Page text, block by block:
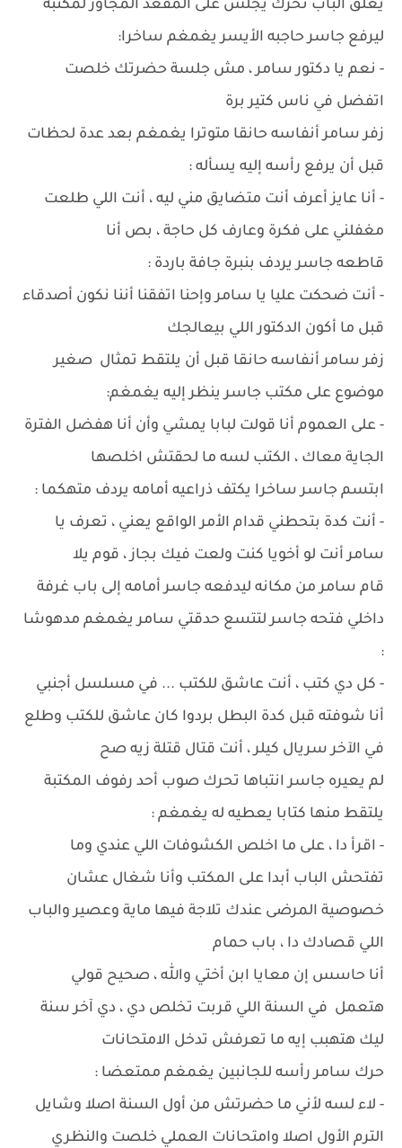
يغلق الباب تحرك يجلس على المقعد المجاور لمكتبه
ليرفع جاسر حاجبه الأيسر يغمغم ساخرا:
- نعم يا دكتور سامر ، مش جلسة حضرتك خلصت
اتفضل في ناس كتير برة
زفر سامر أنفاسه حانقا متوترا يغمغم بعد عدة لحظات
قبل أن يرفع رأسه إليه يسأله :
- أنا عايز أعرف أنت متضايق مني ليه ، أنت اللي طلعت
مغفلني على فكرة وعارف كل حاجة ، بص أنا
قاطعه جاسر يردف بنبرة جافة باردة :
- أنت ضحكت عليا يا سامر وإحنا اتفقنا أننا نكون أصدقاء
قبل ما أكون الدكتور اللي بيعالجك
زفر سامر أنفاسه حانقا قبل أن يلتقط تمثال صغير
موضوع على مكتب جاسر ينظر إليه يغمغم:
- على العموم أنا قولت لبابا يمشي وأن أنا هفضل الفترة
الجاية معاك ، الكتب لسه ما لحقتش اخلصها
ابتسم جاسر ساخرا يكتف ذراعيه أمامه يردف متهكما :
- أنت كدة بتحطني قدام الأمر الواقع يعني ، تعرف يا
سامر أنت لو أخويا كنت ولعت فيك بجاز ، قوم يلا
قام سامر من مكانه ليدفعه جاسر أمامه إلى باب غرفة
داخلي فتحه جاسر لتتسع حدقتي سامر يغمغم مدهوشا
:
- كل دي كتب ، أنت عاشق للكتب ... في مسلسل أجنبي
أنا شوفته قبل كدة البطل بردوا كان عاشق للكتب وطلع
في الآخر سريال كيلر ، أنت قتال قتلة زيه صح
لم يعيره جاسر انتباها تحرك صوب أحد رفوف المكتبة
يلتقط منها كتابا يعطيه له يغمغم :
- اقرأ دا ، على ما اخلص الكشوفات اللي عندي وما
تفتحش الباب أبدا على المكتب وأنا شغال عشان
خصوصية المرضى عندك تلاجة فيها ماية وعصير والباب
اللي قصادك دا ، باب حمام
أنا حاسس إن معايا ابن أختي والله ، صحيح قولي
هتعمل في السنة اللي قربت تخلص دي ، دي آخر سنة
ليك هتهبب إيه ما تعرفش تدخل الامتحانات
حرك سامر رأسه للجانبين يغمغم ممتعضا :
- لاء لسه لأني ما حضرتش من أول السنة اصلا وشايل
الترم الأول اصلا وامتحانات العملي خلصت والنظري